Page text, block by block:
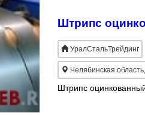
Штрипс
УралСтальТрейдинг
Челябинская
Штрипс